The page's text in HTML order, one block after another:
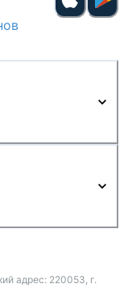
адрес: 220053, г.